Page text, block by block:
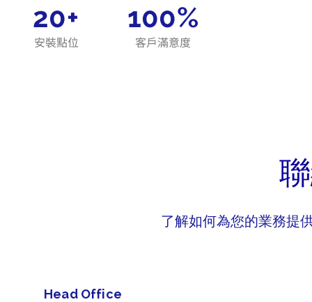
20+
安裝點位
100%
客戶滿意度
了解如何為您的業務提
Head Office